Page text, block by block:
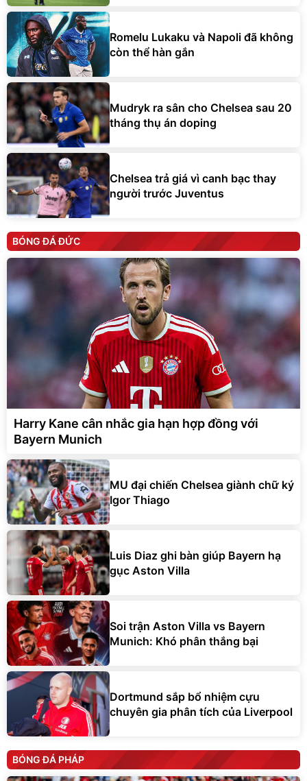
Romelu Lukaku và Napoli đã không
còn thể hàn gắn
Mudryk ra sân cho Chelsea sau 20
tháng thụ án doping
Chelsea trả giá vì canh bạc thay
người trước Juventus
BÓNG ĐÁ ĐỨC
Harry Kane cân nhắc gia hạn hợp đồng với
Bayern Munich
MU đại chiến Chelsea giành chữ ký
Igor Thiago
Luis Diaz ghi bàn giúp Bayern hạ
gục Aston Villa
Soi trận Aston Villa vs Bayern
Munich: Khó phân thắng bại
Dortmund sắp bổ nhiệm cựu
chuyên gia phân tích của Liverpool
BÓNG ĐÁ PHÁP